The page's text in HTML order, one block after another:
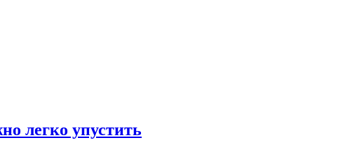
легко упустить